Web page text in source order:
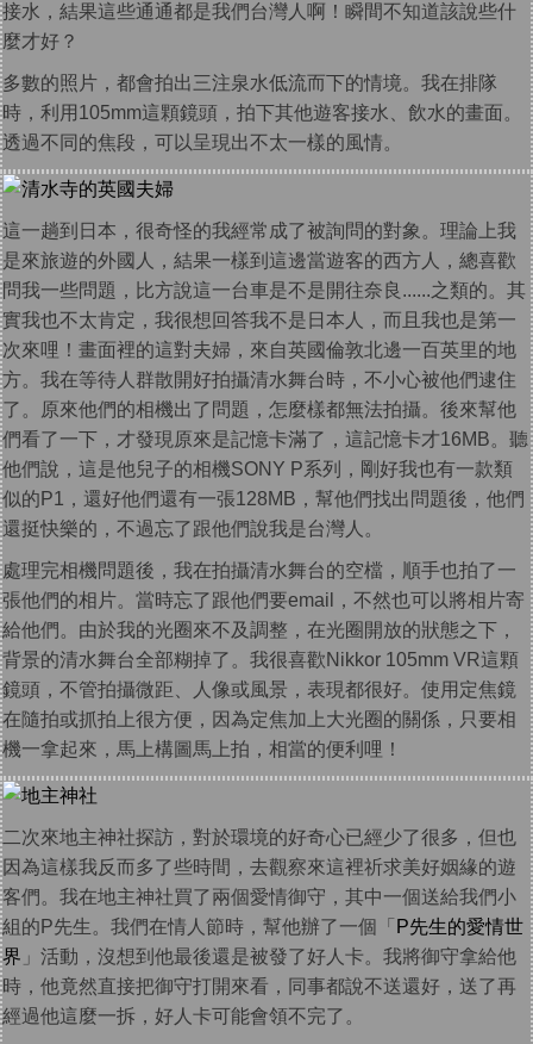
接水，結果這些通通都是我們台灣人啊！瞬間不知道該說些什
麼才好？
多數的照片，都會拍出三注泉水低流而下的情境。我在排隊
時，利用105mm這顆鏡頭，拍下其他遊客接水、飲水的畫面。
透過不同的焦段，可以呈現出不太一樣的風情。
這一趟到日本，很奇怪的我經常成了被詢問的對象。理論上我
是來旅遊的外國人，結果一樣到這邊當遊客的西方人，總喜歡
問我一些問題，比方說這一台車是不是開往奈良......之類的。其
實我也不太肯定，我很想回答我不是日本人，而且我也是第一
次來哩！畫面裡的這對夫婦，來自英國倫敦北邊一百英里的地
方。我在等待人群散開好拍攝清水舞台時，不小心被他們逮住
了。原來他們的相機出了問題，怎麼樣都無法拍攝。後來幫他
們看了一下，才發現原來是記憶卡滿了，這記憶卡才16MB。聽
他們說，這是他兒子的相機SONY P系列，剛好我也有一款類
似的P1，還好他們還有一張128MB，幫他們找出問題後，他們
還挺快樂的，不過忘了跟他們說我是台灣人。
處理完相機問題後，我在拍攝清水舞台的空檔，順手也拍了一
張他們的相片。當時忘了跟他們要email，不然也可以將相片寄
給他們。由於我的光圈來不及調整，在光圈開放的狀態之下，
背景的清水舞台全部糊掉了。我很喜歡Nikkor 105mm VR這顆
鏡頭，不管拍攝微距、人像或風景，表現都很好。使用定焦鏡
在隨拍或抓拍上很方便，因為定焦加上大光圈的關係，只要相
機一拿起來，馬上構圖馬上拍，相當的便利哩！
二次來地主神社探訪，對於環境的好奇心已經少了很多，但也
因為這樣我反而多了些時間，去觀察來這裡祈求美好姻緣的遊
客們。我在地主神社買了兩個愛情御守，其中一個送給我們小
組的P先生。我們在情人節時，幫他辦了一個「 P先生的愛情世
界 」活動，沒想到他最後還是被發了好人卡。我將御守拿給他
時，他竟然直接把御守打開來看，同事都說不送還好，送了再
經過他這麼一拆，好人卡可能會領不完了。